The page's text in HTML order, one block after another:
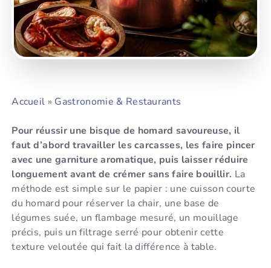
Accueil » Gastronomie & Restaurants
Pour réussir une bisque de homard savoureuse, il
faut d’abord travailler les carcasses, les faire pincer
avec une garniture aromatique, puis laisser réduire
longuement avant de crémer sans faire bouillir. La
méthode est simple sur le papier : une cuisson courte
du homard pour réserver la chair, une base de
légumes suée, un flambage mesuré, un mouillage
précis, puis un filtrage serré pour obtenir cette
texture veloutée qui fait la différence à table.